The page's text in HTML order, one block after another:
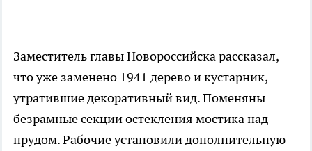
Заместитель главы Новороссийска рассказал,
что уже заменено 1941 дерево и кустарник,
утратившие декоративный вид. Поменяны
безрамные секции остекления мостика над
прудом. Рабочие установили дополнительную